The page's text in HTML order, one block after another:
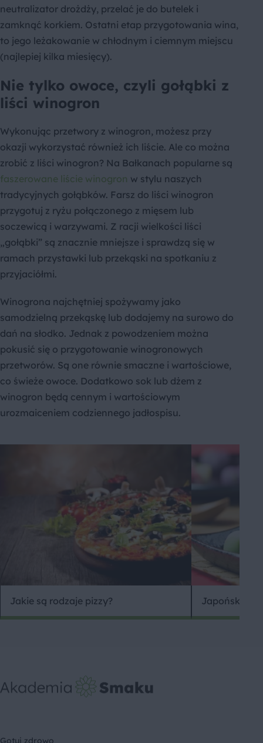
neutralizator drożdży, przelać je do butelek i
zamknąć korkiem. Ostatni etap przygotowania wina,
to jego leżakowanie w chłodnym i ciemnym miejscu
(najlepiej kilka miesięcy).
Nie tylko owoce, czyli gołąbki z
liści winogron
Wykonując przetwory z winogron, możesz przy
okazji wykorzystać również ich liście. Ale co można
zrobić z liści winogron? Na Bałkanach popularne są
faszerowane liście winogron w stylu naszych
tradycyjnych gołąbków. Farsz do liści winogron
przygotuj z ryżu połączonego z mięsem lub
soczewicą i warzywami. Z racji wielkości liści
„gołąbki” są znacznie mniejsze i sprawdzą się w
ramach przystawki lub przekąski na spotkaniu z
przyjaciółmi.
Winogrona najchętniej spożywamy jako
samodzielną przekąskę lub dodajemy na surowo do
dań na słodko. Jednak z powodzeniem można
pokusić się o przygotowanie winogronowych
przetworów. Są one równie smaczne i wartościowe,
co świeże owoce. Dodatkowo sok lub dżem z
winogron będą cennym i wartościowym
urozmaiceniem codziennego jadłospisu.
Jakie są rodzaje pizzy? Japońskie
Gotuj zdrowo